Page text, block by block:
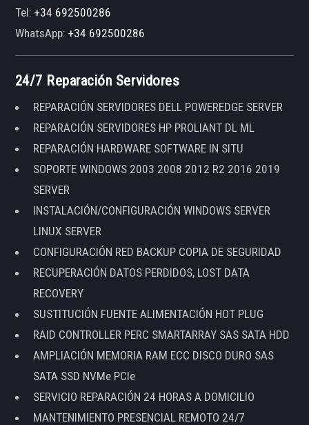
Tel:+34 692500286
WhatsApp:+34 692500286
24/7 Reparación Servidores
REPARACIÓN SERVIDORES DELL POWEREDGE SERVER
REPARACIÓN SERVIDORES HP PROLIANT DL ML
REPARACIÓN HARDWARE SOFTWARE IN SITU
SOPORTE WINDOWS 2003 2008 2012 R2 2016 2019
SERVER
INSTALACIÓN/CONFIGURACIÓN WINDOWS SERVER
LINUX SERVER
CONFIGURACIÓN RED BACKUP COPIA DE SEGURIDAD
RECUPERACIÓN DATOS PERDIDOS, LOST DATA
RECOVERY
SUSTITUCIÓN FUENTE ALIMENTACIÓN HOT PLUG
RAID CONTROLLER PERC SMARTARRAY SAS SATA HDD
AMPLIACIÓN MEMORIA RAM ECC DISCO DURO SAS
SATA SSD NVMe PCIe
SERVICIO REPARACIÓN 24 HORAS A DOMICILIO
MANTENIMIENTO PRESENCIAL REMOTO 24/7